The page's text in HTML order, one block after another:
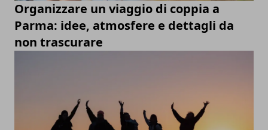
Organizzare un viaggio di coppia a
Parma: idee, atmosfere e dettagli da
non trascurare